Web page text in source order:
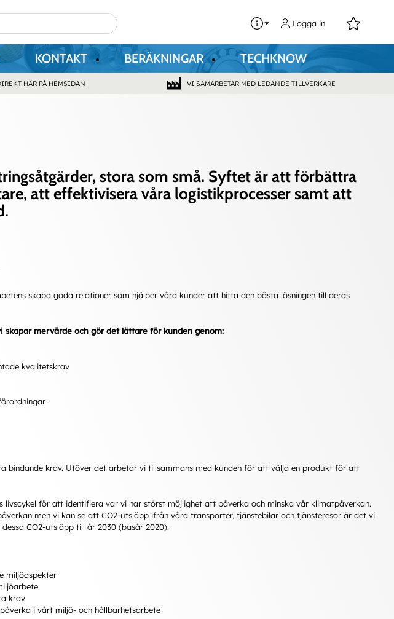
Logga in
KONTAKT BERÄKNINGAR TECHKNOW
HÄR PÅ HEMSIDAN VI SAMARBETAR MED LEDANDE TILLVERKARE
stora som små. Syftet är att förbättra
att effektivisera våra logistikprocesser samt att
skapa goda relationer som hjälper våra kunder att hitta den bästa lösningen till deras
mervärde och gör det lättare för kunden genom:
kvalitetskrav
bindande krav. Utöver det arbetar vi tillsammans med kunden för att välja en produkt för att
för att identifiera var vi har störst möjlighet att påverka och minska vår klimatpåverkan.
men vi kan se att CO2-utsläpp ifrån våra transporter, tjänstebilar och tjänsteresor är det vi
CO2-utsläpp till år 2030 (basår 2020).
miljöaspekter
krav
i vårt miljö- och hållbarhetsarbete